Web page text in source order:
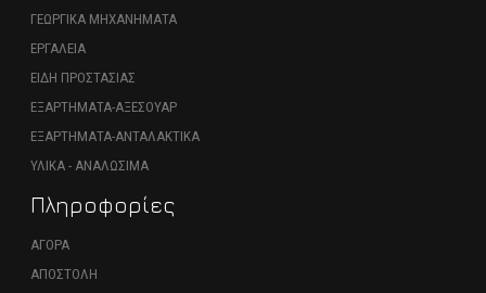
ΓΕΩΡΓΙΚΑ ΜΗΧΑΝΗΜΑΤΑ
ΕΡΓΑΛΕΙΑ
ΕΙΔΗ ΠΡΟΣΤΑΣΙΑΣ
ΕΞΑΡΤΗΜΑΤΑ-ΑΞΕΣΟΥΑΡ
ΕΞΑΡΤΗΜΑΤΑ-ΑΝΤΑΛΑΚΤΙΚΑ
ΥΛΙΚΑ - ΑΝΑΛΩΣΙΜΑ
Πληροφορίες
ΑΓΟΡΑ
ΑΠΟΣΤΟΛΗ